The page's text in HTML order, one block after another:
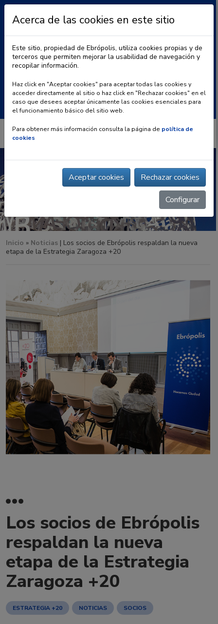
BLOG | CONTACTO
Buscar:
Inicio » Noticias | Los socios de Ebrópolis respaldan la nueva
etapa de la Estrategia Zaragoza +20
Los socios de Ebrópolis
respaldan la nueva
etapa de la Estrategia
Zaragoza +20
ESTRATEGIA +20 NOTICIAS SOCIOS
Acerca de las cookies en este sitio
Este sitio, propiedad de Ebrópolis, utiliza cookies propias y de
terceros que permiten mejorar la usabilidad de navegación y
recopilar información.
Haz click en "Aceptar cookies" para aceptar todas las cookies y
acceder directamente al sitio o haz click en "Rechazar cookies" en el
caso que desees aceptar únicamente las cookies esenciales para
el funcionamiento básico del sitio web.
Para obtener más información consulta la página de política de
cookies
Aceptar cookies Rechazar cookies
Configurar